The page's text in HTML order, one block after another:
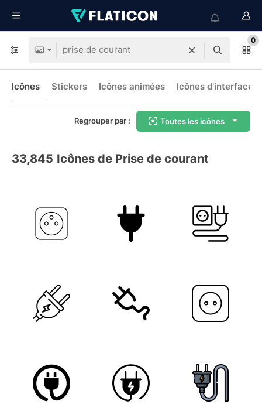
0
Icônes Stickers Icônes animées Icônes d'interface
Regrouper par : Toutes les icônes
33,845 Icônes de Prise de courant